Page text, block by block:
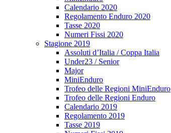
Calendario 2020
Regolamento Enduro 2020
Tasse 2020
Numeri Fissi 2020
Stagione 2019
Assoluti d’Italia / Coppa Italia
Under23 / Senior
Major
MiniEnduro
Trofeo delle Regioni MiniEnduro
Trofeo delle Regioni Enduro
Calendario 2019
Regolamento 2019
Tasse 2019